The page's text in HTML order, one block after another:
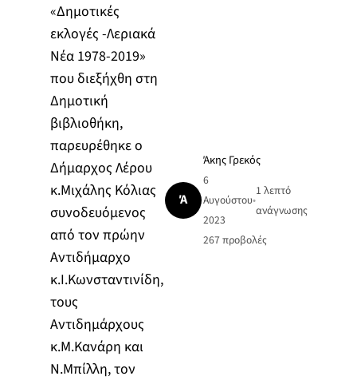
«Δημοτικές
εκλογές -Λεριακά
Νέα 1978-2019»
που διεξήχθη στη
Δημοτική
βιβλιοθήκη,
παρευρέθηκε ο
Δήμαρχος Λέρου
κ.Μιχάλης Κόλιας
συνοδευόμενος
από τον πρώην
Αντιδήμαρχο
κ.Ι.Κωνσταντινίδη,
τους
Αντιδημάρχους
κ.Μ.Κανάρη και
Ν.Μπίλλη, τον
Ά
Άκης Γρεκός
6
Αυγούστου
2023
•
1 λεπτό
ανάγνωσης
267 προβολές